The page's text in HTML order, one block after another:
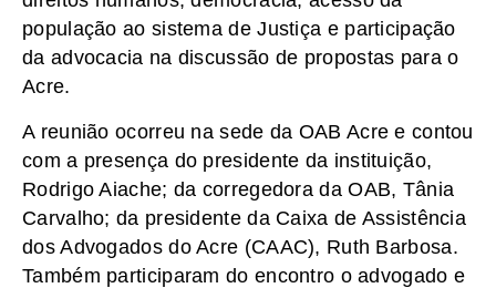
população ao sistema de Justiça e participação
da advocacia na discussão de propostas para o
Acre.
A reunião ocorreu na sede da OAB Acre e contou
com a presença do presidente da instituição,
Rodrigo Aiache; da corregedora da OAB, Tânia
Carvalho; da presidente da Caixa de Assistência
dos Advogados do Acre (CAAC), Ruth Barbosa.
Também participaram do encontro o advogado e